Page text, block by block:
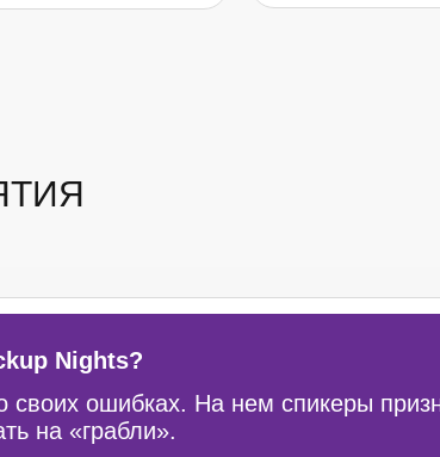
Nights?
своих ошибках. На нем спикеры
на «грабли».